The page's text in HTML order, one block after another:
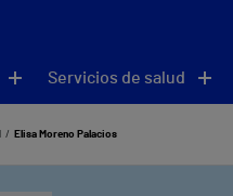
Servicios de salud
Elisa Moreno Palacios